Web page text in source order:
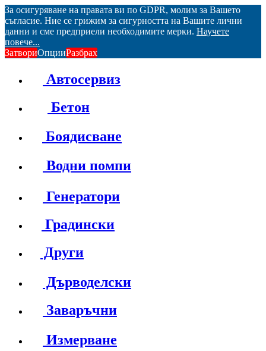
За осигуряване на правата ви по GDPR, молим за Вашето
съгласие. Ние се грижим за сигурността на Вашите лични
данни и сме предприели необходимите мерки. Научете
повече...
ЗатвориОпцииРазбрах
Автосервиз
Бетон
Боядисване
Водни помпи
Генератори
Градински
Други
Дърводелски
Заваръчни
Измерване